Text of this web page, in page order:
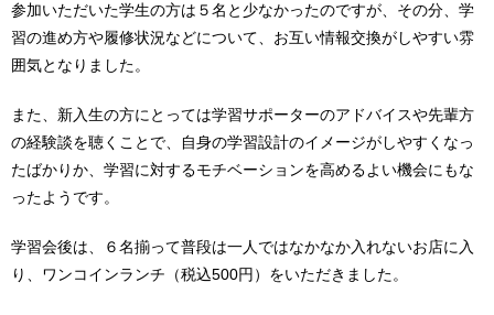
参加いただいた学生の方は５名と少なかったのですが、その分、学
習の進め方や履修状況などについて、お互い情報交換がしやすい雰
囲気となりました。
また、新入生の方にとっては学習サポーターのアドバイスや先輩方
の経験談を聴くことで、自身の学習設計のイメージがしやすくなっ
たばかりか、学習に対するモチベーションを高めるよい機会にもな
ったようです。
学習会後は、６名揃って普段は一人ではなかなか入れないお店に入
り、ワンコインランチ（税込500円）をいただきました。